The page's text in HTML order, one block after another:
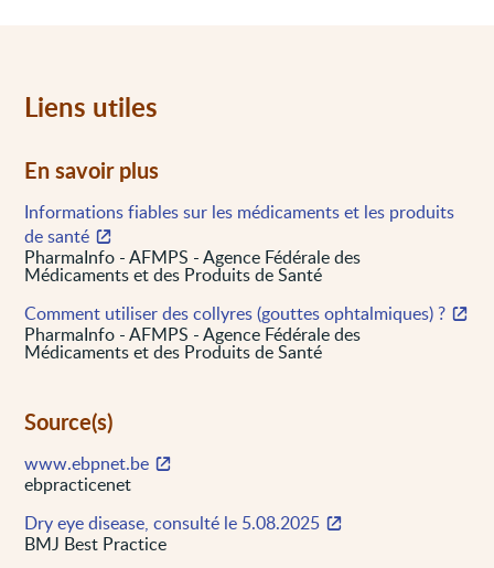
Liens utiles
En savoir plus
Informations fiables sur les médicaments et les produits
de santé
PharmaInfo - AFMPS - Agence Fédérale des
Médicaments et des Produits de Santé
Comment utiliser des collyres (gouttes ophtalmiques) ?
PharmaInfo - AFMPS - Agence Fédérale des
Médicaments et des Produits de Santé
Source(s)
www.ebpnet.be
ebpracticenet
Dry eye disease, consulté le 5.08.2025
BMJ Best Practice